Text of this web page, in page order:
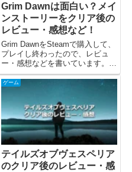
Grim Dawnは面白い？メイ
ンストーリーをクリア後の
レビュー・感想など！
Grim DawnをSteamで購入して、
プレイし終わったので、レビュ
ー・感想などを書いています。ま
ず、最初にGrim Dawnについてど
んなゲームか解説して、そのあと
リアまで30時間ほど。ハクスラ
の経験は最近...
ゲーム
テイルズオブヴェスペリア
のクリア後のレビュー・感